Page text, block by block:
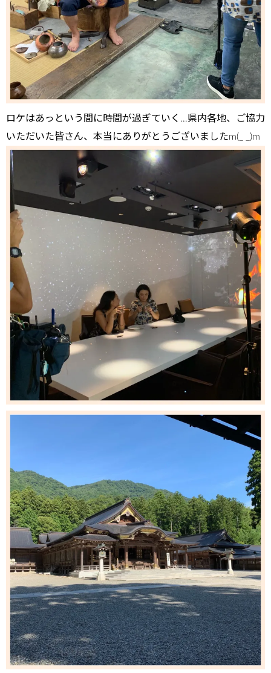
ロケはあっという間に時間が過ぎていく…県内各地、ご協力
いただいた皆さん、本当にありがとうございましたm(_ _)m